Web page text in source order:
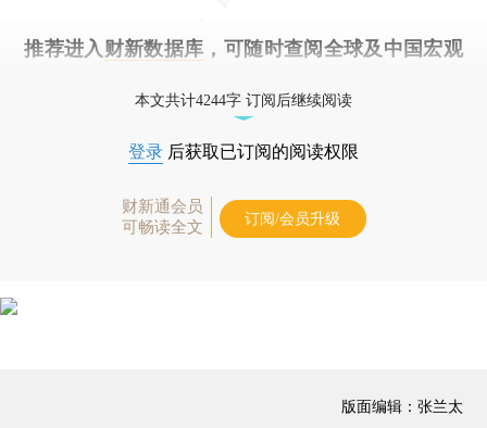
推荐进入 财新数据库 ，可随时查阅全球及中国宏观
本文共计4244字 订阅后继续阅读
登录 后获取已订阅的阅读权限
财新通会员
可畅读全文
订阅/会员升级
版面编辑：张兰太